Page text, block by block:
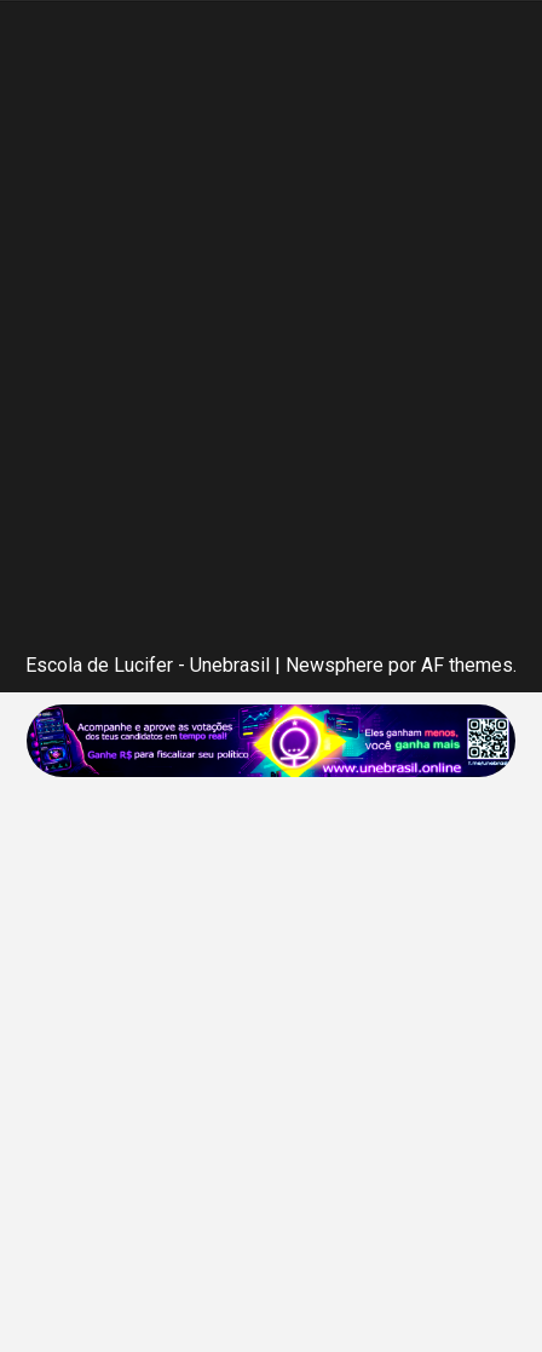
Escola de Lucifer - Unebrasil | Newsphere por AF themes.